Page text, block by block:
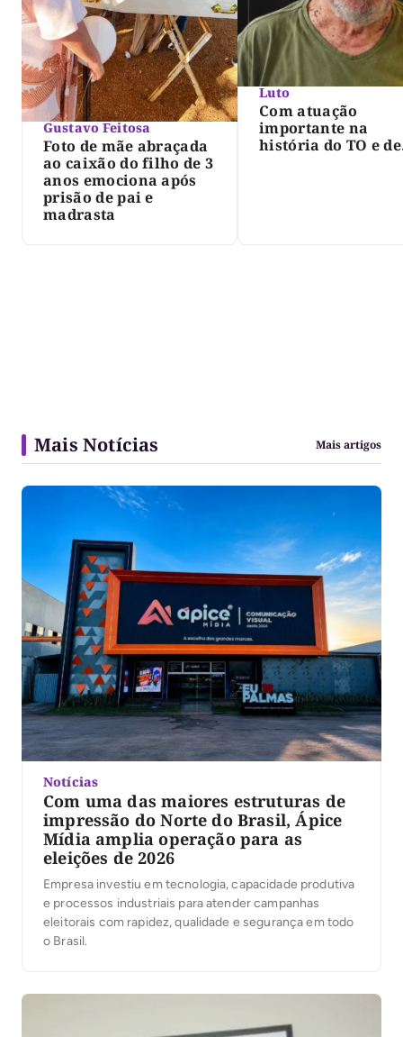
Gustavo Feitosa
Foto de mãe abraçada
ao caixão do filho de 3
anos emociona após
prisão de pai e
madrasta
Luto
Com atuação
importante na
história do TO e de
Mais Notícias Mais artigos
Notícias
Com uma das maiores estruturas de
impressão do Norte do Brasil, Ápice
Mídia amplia operação para as
eleições de 2026
Empresa investiu em tecnologia, capacidade produtiva
e processos industriais para atender campanhas
eleitorais com rapidez, qualidade e segurança em todo
o Brasil.